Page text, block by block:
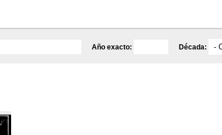
Año exacto: Década: